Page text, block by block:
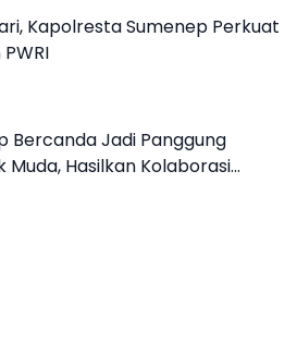
Kapolresta Sumenep Perkuat
Bercanda Jadi Panggung
Muda, Hasilkan Kolaborasi